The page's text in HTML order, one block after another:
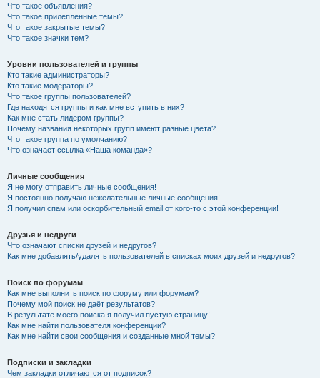
Что такое объявления?
Что такое прилепленные темы?
Что такое закрытые темы?
Что такое значки тем?
Уровни пользователей и группы
Кто такие администраторы?
Кто такие модераторы?
Что такое группы пользователей?
Где находятся группы и как мне вступить в них?
Как мне стать лидером группы?
Почему названия некоторых групп имеют разные цвета?
Что такое группа по умолчанию?
Что означает ссылка «Наша команда»?
Личные сообщения
Я не могу отправить личные сообщения!
Я постоянно получаю нежелательные личные сообщения!
Я получил спам или оскорбительный email от кого-то с этой конференции!
Друзья и недруги
Что означают списки друзей и недругов?
Как мне добавлять/удалять пользователей в списках моих друзей и недругов?
Поиск по форумам
Как мне выполнить поиск по форуму или форумам?
Почему мой поиск не даёт результатов?
В результате моего поиска я получил пустую страницу!
Как мне найти пользователя конференции?
Как мне найти свои сообщения и созданные мной темы?
Подписки и закладки
Чем закладки отличаются от подписок?